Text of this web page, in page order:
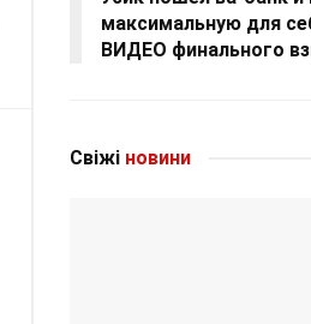
максимальную для
ВИДЕО финального
Свіжі новини